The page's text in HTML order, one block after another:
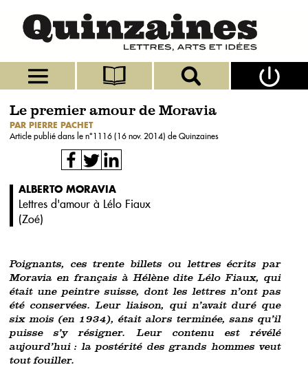
Le premier amour de Moravia
PAR PIERRE PACHET
Article publié dans le n°1116 (16 nov. 2014) de Quinzaines
ALBERTO MORAVIA
Lettres d'amour à Lélo Fiaux
(Zoé)
Poignants, ces trente billets ou lettres écrits par
Moravia en français à Hélène dite Lélo Fiaux, qui
était une peintre suisse, dont les lettres n’ont pas
été conservées. Leur liaison, qui n’avait duré que
six mois (en 1934), était alors terminée, sans qu’il
puisse s’y résigner. Leur contenu est révélé
aujourd’hui : la postérité des grands hommes veut
tout fouiller.